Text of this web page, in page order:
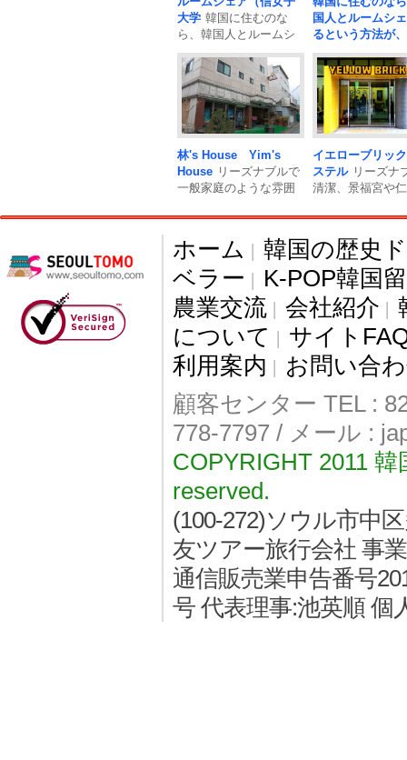
大学 韓国に住むのな
ら、韓国人とルームシ
ェアするという方法
が、韓国..
国人とルームシ
るという方法が
語や韓国文化を
る近道！ ご紹介
はソウルの北側
陵」にある、高
語学堂から20分
り駅の4号線・誠
入口駅から1162
で7分..
韓国に住
ら、韓国人とル
ェアするという
が、韓国..
林's House Yim's
House リーズナブルで
一般家庭のような雰囲
からの気..
イエローブリッ
ステル リーズナ
清潔、景福宮や
トに位..
ホーム | 韓国の歴史
ベラー | K-POP韓国
農業交流 | 会社紹介 |
について | サイト
利用案内 | お問い合
顧客センター TEL :
778-7797 / メール :
COPYRIGHT 2011
reserved.
(100-272)ソウル市中
友ツアー旅行会社 事
通信販売業申告番号
号 代表理事:池英順 個